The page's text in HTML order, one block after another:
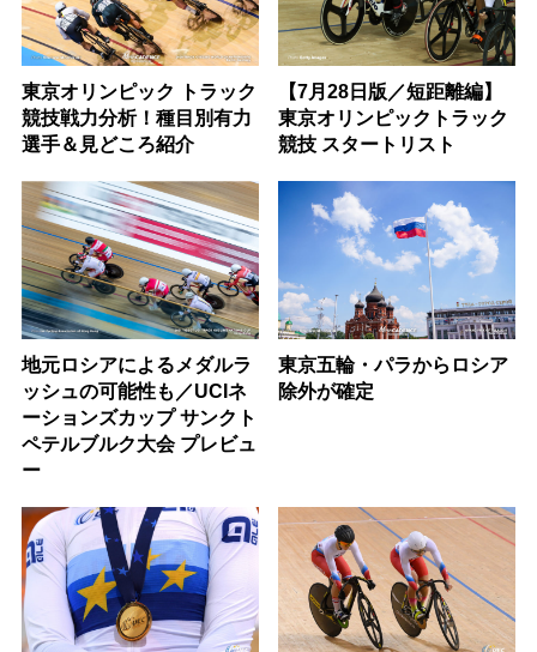
東京オリンピック トラック
競技戦力分析！種目別有力
選手＆見どころ紹介
【7月28日版／短距離編】
東京オリンピックトラック
競技 スタートリスト
地元ロシアによるメダルラ
ッシュの可能性も／UCIネ
ーションズカップ サンクト
ペテルブルク大会 プレビュ
ー
東京五輪・パラからロシア
除外が確定